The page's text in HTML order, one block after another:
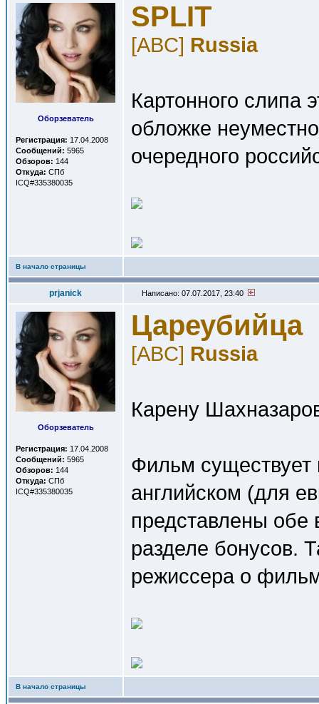
Оборзеватель
Регистрация: 17.04.2008
Сообщений: 5965
Обзоров: 144
Откуда: СПб
ICQ#335380035
SPLIT
[ABC] Russia
Картонного слипа
обложке
очередного
В начало страницы
prjanick Написано: 07.07.2017, 23:40
Оборзеватель
Регистрация: 17.04.2008
Сообщений: 5965
Обзоров: 144
Откуда: СПб
ICQ#335380035
Цареубийца
[ABC] Russia
Карену
Фильм существует
английском (для
представлены обе
разделе бонусов.
режиссера о
В начало страницы